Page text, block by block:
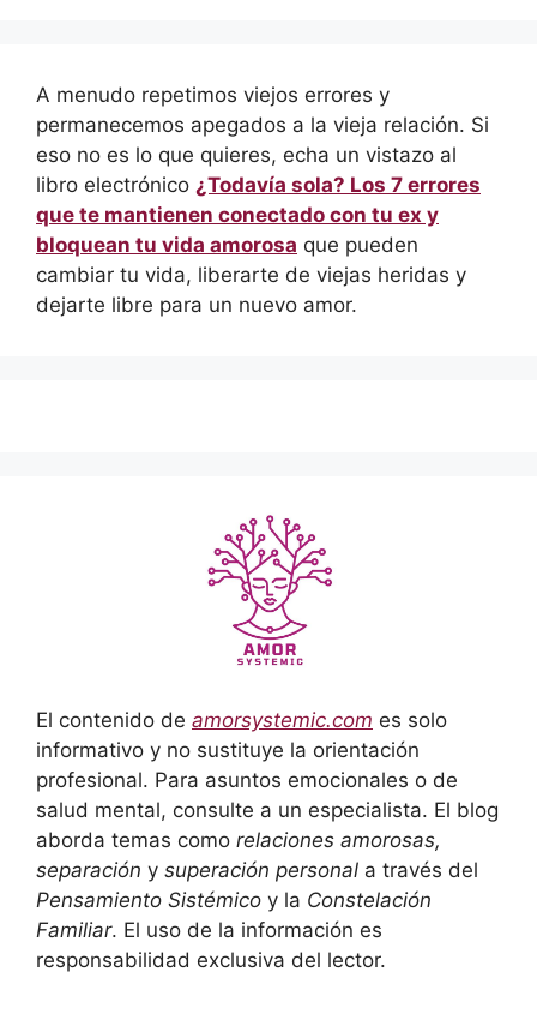
A menudo repetimos viejos errores y
permanecemos apegados a la vieja relación. Si
eso no es lo que quieres, echa un vistazo al
libro electrónico ¿Todavía sola? Los 7 errores
que te mantienen conectado con tu ex y
bloquean tu vida amorosa que pueden
cambiar tu vida, liberarte de viejas heridas y
dejarte libre para un nuevo amor.
El contenido de amorsystemic.com es solo
informativo y no sustituye la orientación
profesional. Para asuntos emocionales o de
salud mental, consulte a un especialista. El blog
aborda temas como relaciones amorosas,
separación y superación personal a través del
Pensamiento Sistémico y la Constelación
Familiar. El uso de la información es
responsabilidad exclusiva del lector.